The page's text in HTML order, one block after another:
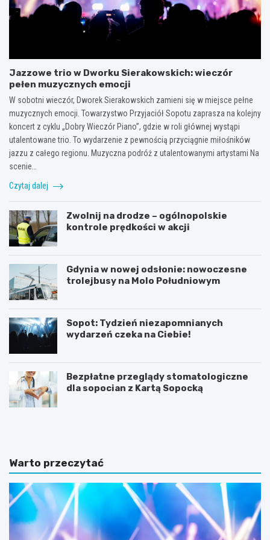
Jazzowe trio w Dworku Sierakowskich: wieczór
pełen muzycznych emocji
W sobotni wieczór, Dworek Sierakowskich zamieni się w miejsce pełne
muzycznych emocji. Towarzystwo Przyjaciół Sopotu zaprasza na kolejny
koncert z cyklu „Dobry Wieczór Piano”, gdzie w roli głównej wystąpi
utalentowane trio. To wydarzenie z pewnością przyciągnie miłośników
jazzu z całego regionu. Muzyczna podróż z utalentowanymi artystami Na
scenie…
Czytaj dalej
Zwolnij na drodze – ogólnopolskie
kontrole prędkości w akcji
Gdynia w nowej odsłonie: nowoczesne
trolejbusy na Molo Południowym
Sopot: Tydzień niezapomnianych
wydarzeń czeka na Ciebie!
Bezpłatne przeglądy stomatologiczne
dla sopocian z Kartą Sopocką
N
g
i
w
S
o
p
o
Z
n
a
a
u
r
a
w
Warto przeczytać